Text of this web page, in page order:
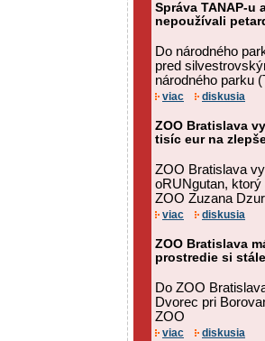
Správa TANAP-u
nepoužívali
Do národného
pred
národného parku
viac diskusia
ZOO Bratislava
tisíc eur na
ZOO Bratislava
oRUNgutan,
ZOO Zuzana
viac diskusia
ZOO Bratislava
prostredie si
Do ZOO
Dvorec pri
ZOO
viac diskusia